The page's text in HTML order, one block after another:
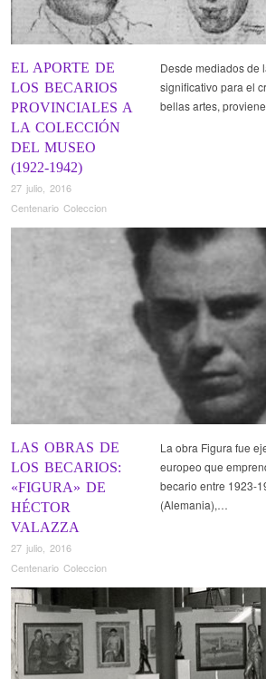
EL APORTE DE
LOS BECARIOS
PROVINCIALES A
LA COLECCIÓN
DEL MUSEO
(1922-1942)
27 julio, 2016
Centenario Coleccion
Desde mediados de
significativo para el
bellas artes,
LAS OBRAS DE
LOS BECARIOS:
«FIGURA» DE
HÉCTOR
VALAZZA
27 julio, 2016
Centenario Coleccion
La obra Figura fue
europeo que
becario entre 1923-
(Alemania),…